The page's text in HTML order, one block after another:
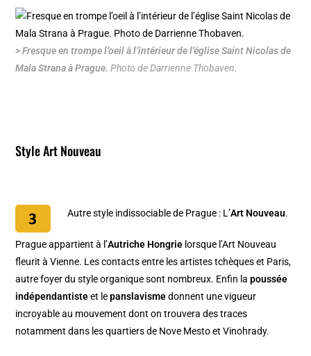
> Fresque en trompe l’oeil à l’intérieur de l’église Saint Nicolas de
Mala Strana à Prague. Photo de Darrienne Thobaven.
Style Art Nouveau
Autre style indissociable de Prague : L’Art Nouveau.
Prague appartient à l’Autriche Hongrie lorsque l’Art Nouveau
fleurit à Vienne. Les contacts entre les artistes tchèques et Paris,
autre foyer du style organique sont nombreux. Enfin lapoussée
indépendantisteet lepanslavismedonnent une vigueur
incroyable au mouvement dont on trouvera des traces
notamment dans lesquartiers de Nove MestoetVinohrady.